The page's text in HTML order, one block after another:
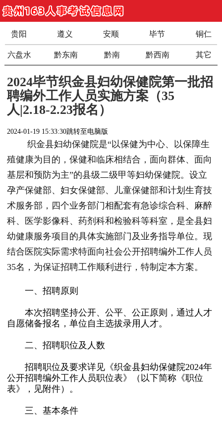
贵阳 遵义 安顺 毕节 铜仁
六盘水 黔东南 黔南 黔西南 其它
2024毕节织金县妇幼保健院第一批招
聘编外工作人员实施方案（35
人|2.18-2.23报名）
2024-01-19 15:33:30跳转至电脑版
织金县妇幼保健院是“以保健为中心、以保障生
殖健康为目的，保健和临床相结合，面向群体、面向
基层和预防为主”的县级二级甲等妇幼保健院。设立
孕产保健部、妇女保健部、儿童保健部和计划生育技
术服务部，四个业务部门相配套有急诊综合科、麻醉
科、医学影像科、药剂科和检验科等科室，是全县妇
幼健康服务项目的具体实施部门及业务指导单位。现
结合医院实际需求特面向社会公开招聘编外工作人员
35名，为保证招聘工作顺利进行，特制定本方案。
一、招聘原则
本次招聘坚持公开、公平、公正原则，通过人才
自愿储备报名，单位自主选拔录用人才。
二、招聘职位及人数
招聘职位及要求详见《织金县妇幼保健院2024年
公开招聘编外工作人员职位表》（以下简称《职位
表》，见附件）。
三、基本条件